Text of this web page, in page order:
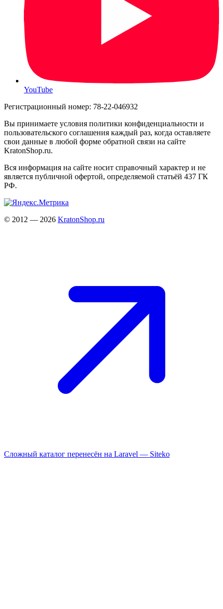
YouTube
Регистрационный номер: 78-22-046932
Вы принимаете условия политики конфиденциальности и
пользовательского соглашения каждый раз, когда оставляете
свои данные в любой форме обратной связи на сайте
KratonShop.ru.
Вся информация на сайте носит справочный характер и не
является публичной офертой, определяемой статьёй 437 ГК
РФ.
© 2012 — 2026 KratonShop.ru
Сложный каталог перенесён на Laravel — Siteko